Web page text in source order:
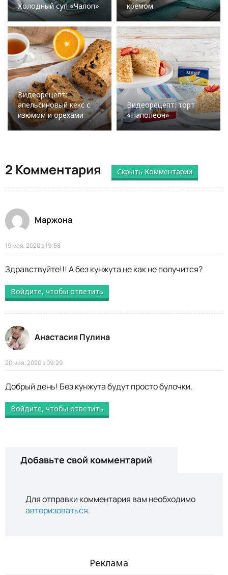
Холодный суп «Чалоп»
кремом
Видеорецепт:
апельсиновый кекс с
изюмом и орехами
Видеорецепт: торт
«Наполеон»
2 Комментария Скрыть Комментарии
Маржона
19 мая, 2020 в 19:58
Здравствуйте!!! А без кунжута не как не получится?
Войдите, чтобы ответить
Анастасия Пулина
20 мая, 2020 в 09:29
Добрый день! Без кунжута будут просто булочки.
Войдите, чтобы ответить
Добавьте свой комментарий
Для отправки комментария вам необходимо
авторизоваться.
Реклама